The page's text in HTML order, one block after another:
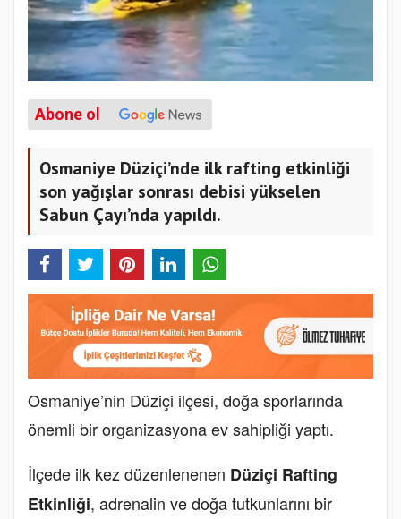
Abone ol
Osmaniye Düziçi’nde ilk rafting etkinliği
son yağışlar sonrası debisi yükselen
Sabun Çayı’nda yapıldı.
Osmaniye’nin Düziçi ilçesi, doğa sporlarında
önemli bir organizasyona ev sahipliği yaptı.
İlçede ilk kez düzenlenenen Düziçi Rafting
Etkinliği, adrenalin ve doğa tutkunlarını bir